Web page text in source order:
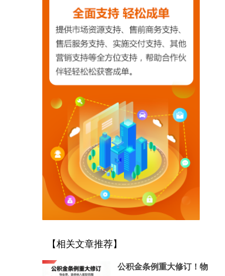
【相关文章推荐】
公积金条例重大修订！物